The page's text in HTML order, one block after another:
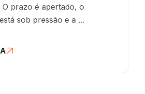
O prazo é apertado, o
sob pressão e a ...